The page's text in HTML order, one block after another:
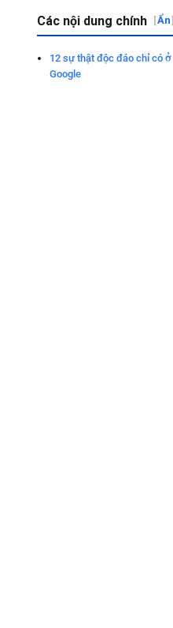
Các nội dung chính [Ẩn]
12 sự thật độc đáo chỉ có ở
Google